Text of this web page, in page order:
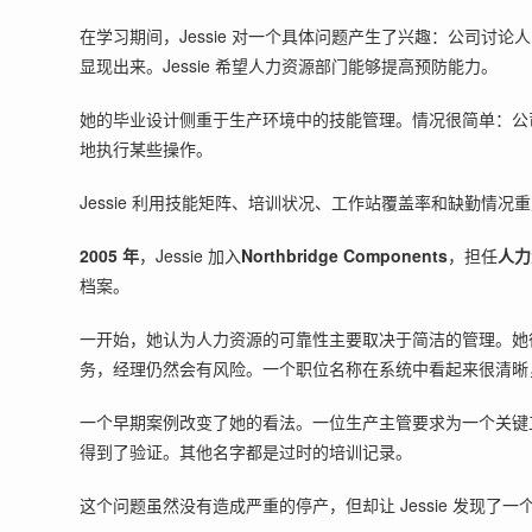
在学习期间，Jessie 对一个具体问题产生了兴趣：公司讨论
显现出来。Jessie 希望人力资源部门能够提高预防能力。
她的毕业设计侧重于生产环境中的技能管理。情况很简单：
地执行某些操作。
Jessie 利用技能矩阵、培训状况、工作站覆盖率和缺勤情况
2005 年，Jessie 加入Northbridge Components，担任人
档案。
一开始，她认为人力资源的可靠性主要取决于简洁的管理。
务，经理仍然会有风险。一个职位名称在系统中看起来很清
一个早期案例改变了她的看法。一位生产主管要求为一个关
得到了验证。其他名字都是过时的培训记录。
这个问题虽然没有造成严重的停产，但却让 Jessie 发现了